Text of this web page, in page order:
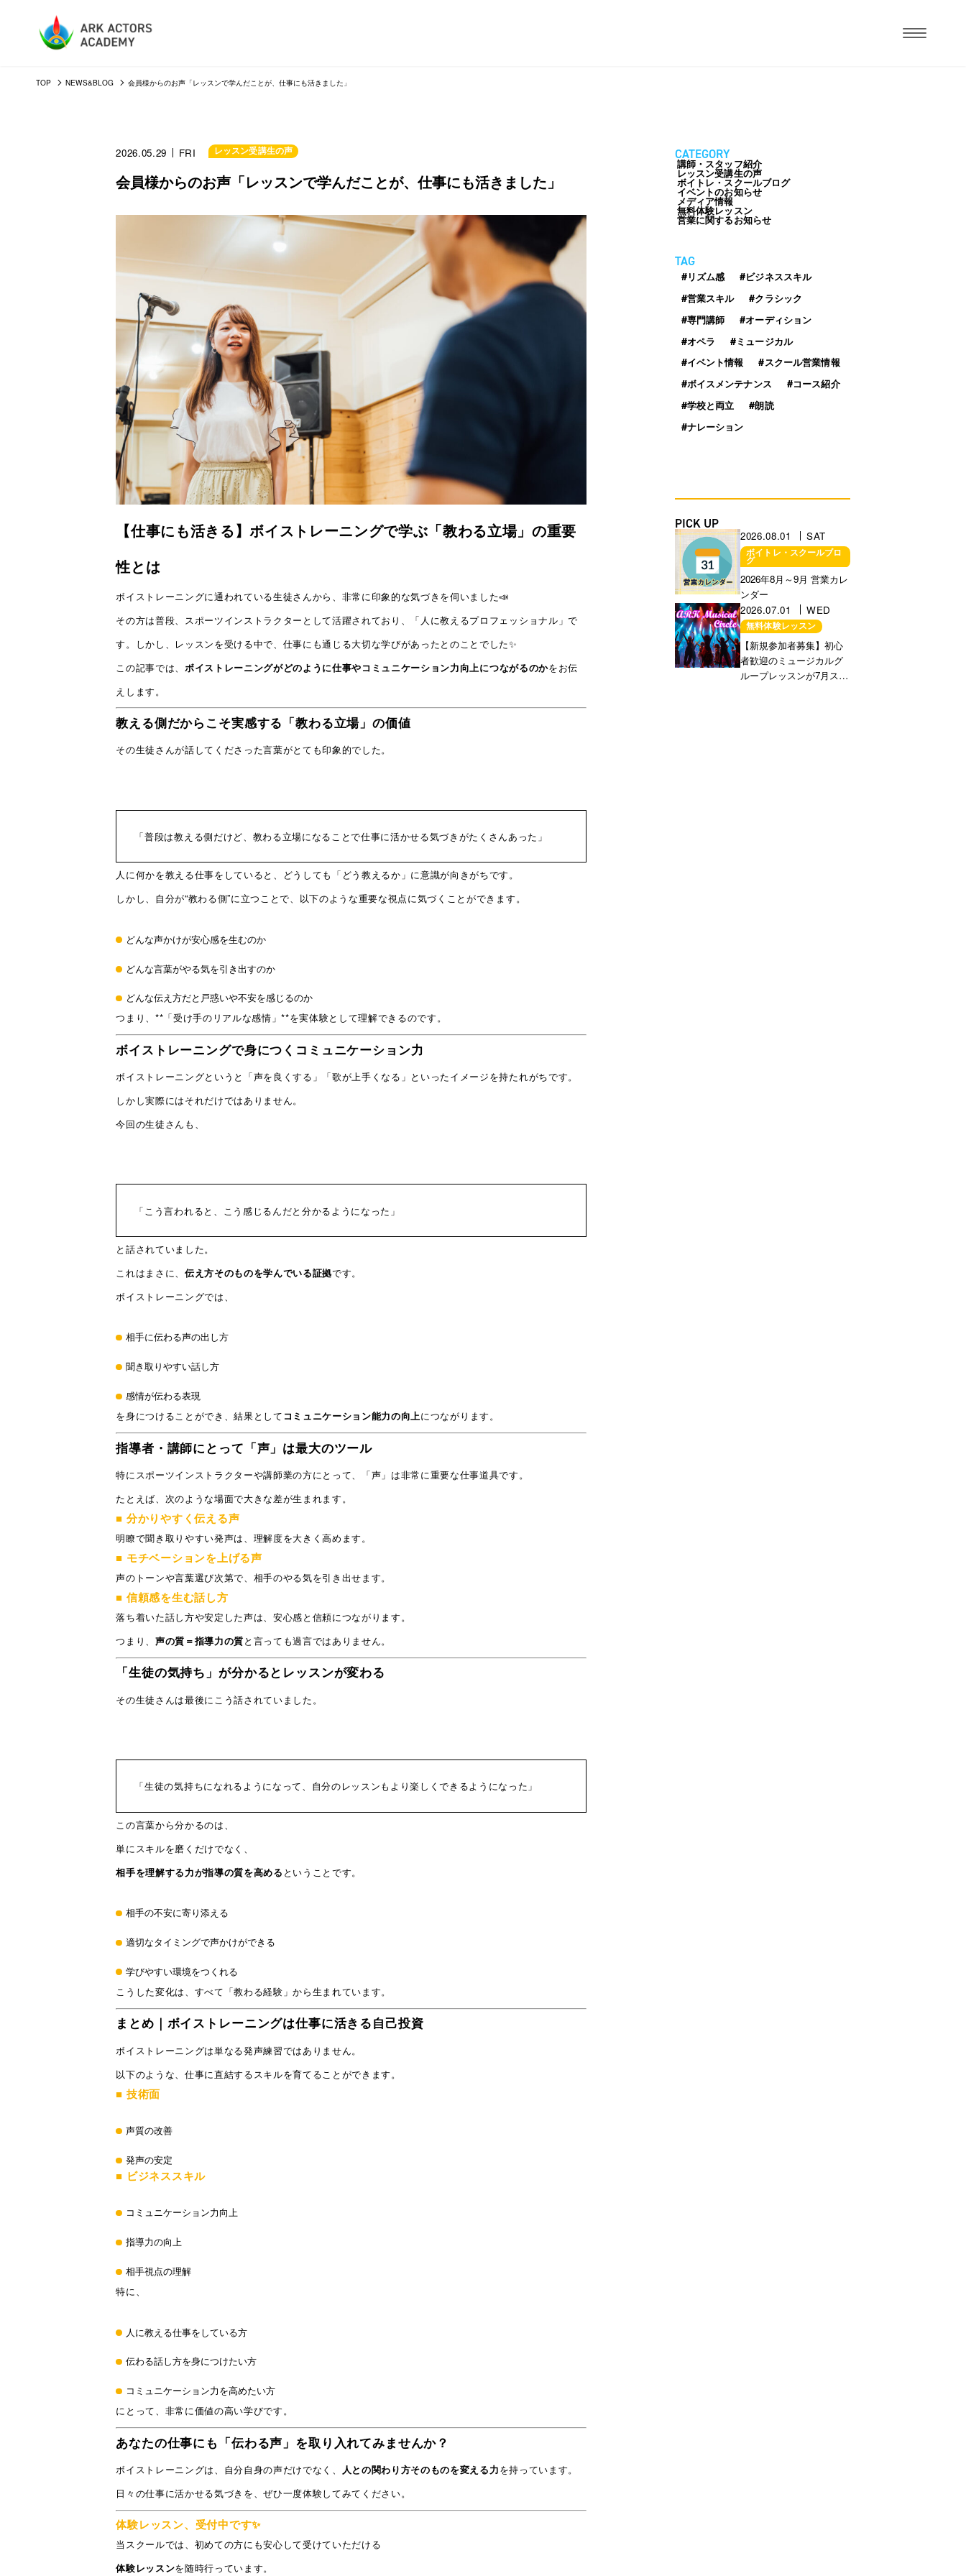
TOP NEWS&BLOG 会員様からのお声「レッスンで学んだことが、仕事にも活きました」
2026.05.29 FRI レッスン受講生の声
会員様からのお声「レッスンで学んだことが、仕事にも活きました」
【仕事にも活きる】ボイストレーニングで学ぶ「教わる立場」の重要
性とは
ボイストレーニングに通われている生徒さんから、非常に印象的な気づきを伺いました📣
その方は普段、スポーツインストラクターとして活躍されており、「人に教えるプロフェッショナル」で
す。しかし、レッスンを受ける中で、仕事にも通じる大切な学びがあったとのことでした✨
この記事では、 ボイストレーニングがどのように仕事やコミュニケーション力向上につながるのかをお伝
えします。
教える側だからこそ実感する「教わる立場」の価値
その生徒さんが話してくださった言葉がとても印象的でした。
「普段は教える側だけど、教わる立場になることで仕事に活かせる気づきがたくさんあった」
人に何かを教える仕事をしていると、どうしても「どう教えるか」に意識が向きがちです。
しかし、自分が“教わる側”に立つことで、以下のような重要な視点に気づくことができます。
どんな声かけが安心感を生むのか
どんな言葉がやる気を引き出すのか
どんな伝え方だと戸惑いや不安を感じるのか
つまり、**「受け手のリアルな感情」**を実体験として理解できるのです。
ボイストレーニングで身につくコミュニケーション力
ボイストレーニングというと「声を良くする」「歌が上手くなる」といったイメージを持たれがちです。
しかし実際にはそれだけではありません。
今回の生徒さんも、
「こう言われると、こう感じるんだと分かるようになった」
と話されていました。
これはまさに、 伝え方そのものを学んでいる証拠です。
ボイストレーニングでは、
相手に伝わる声の出し方
聞き取りやすい話し方
感情が伝わる表現
を身につけることができ、結果として コミュニケーション能力の向上につながります。
指導者・講師にとって「声」は最大のツール
特にスポーツインストラクターや講師業の方にとって、「声」は非常に重要な仕事道具です。
たとえば、次のような場面で大きな差が生まれます。
■ 分かりやすく伝える声
明瞭で聞き取りやすい発声は、理解度を大きく高めます。
■ モチベーションを上げる声
声のトーンや言葉選び次第で、相手のやる気を引き出せます。
■ 信頼感を生む話し方
落ち着いた話し方や安定した声は、安心感と信頼につながります。
つまり、 声の質＝指導力の質と言っても過言ではありません。
「生徒の気持ち」が分かるとレッスンが変わる
その生徒さんは最後にこう話されていました。
「生徒の気持ちになれるようになって、自分のレッスンもより楽しくできるようになった」
この言葉から分かるのは、
単にスキルを磨くだけでなく、
相手を理解する力が指導の質を高める ということです。
相手の不安に寄り添える
適切なタイミングで声かけができる
学びやすい環境をつくれる
こうした変化は、すべて「教わる経験」から生まれています。
まとめ｜ボイストレーニングは仕事に活きる自己投資
ボイストレーニングは単なる発声練習ではありません。
以下のような、仕事に直結するスキルを育てることができます。
■ 技術面
声質の改善
発声の安定
■ ビジネススキル
コミュニケーション力向上
指導力の向上
相手視点の理解
特に、
人に教える仕事をしている方
伝わる話し方を身につけたい方
コミュニケーション力を高めたい方
にとって、非常に価値の高い学びです。
あなたの仕事にも「伝わる声」を取り入れてみませんか？
ボイストレーニングは、自分自身の声だけでなく、 人との関わり方そのものを変える力を持っています。
日々の仕事に活かせる気づきを、ぜひ一度体験してみてください。
体験レッスン、受付中です✨
当スクールでは、初めての方にも安心して受けていただける
体験レッスンを随時行っています。
CATEGORY
講師・スタッフ紹介
レッスン受講生の声
ボイトレ・スクールブログ
イベントのお知らせ
メディア情報
無料体験レッスン
営業に関するお知らせ
TAG
#リズム感
#ビジネススキル
#営業スキル
#クラシック
#専門講師
#オーディション
#オペラ
#ミュージカル
#イベント情報
#スクール営業情報
#ボイスメンテナンス
#コース紹介
#学校と両立
#朗読
#ナレーション
PICK UP
2026.08.01 SAT
ボイトレ・スクールブロ
グ
営業に関するお知らせ
2026年8月～9月 営業カレ
ンダー
2026.07.01
WED
無料体験レッスン
【新規参加者募集】初心
者歓迎のミュージカルグ
ループレッスンが7月スタ